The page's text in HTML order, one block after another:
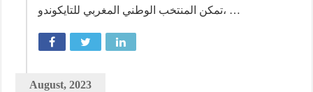
تمكن المنتخب الوطني المغربي للتايكوندو، …
August, 2023